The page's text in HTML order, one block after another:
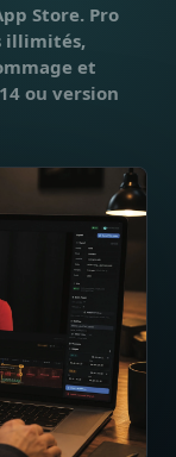
Store. Pro
illimités,
et
ou version